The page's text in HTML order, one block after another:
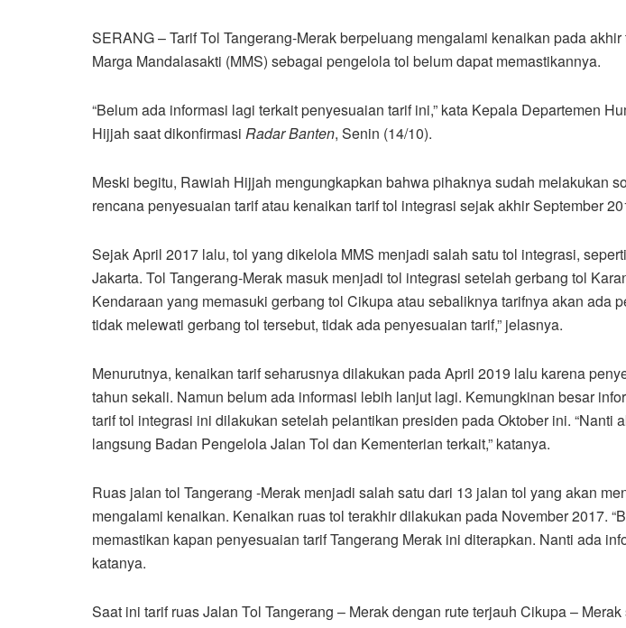
SERANG – Tarif Tol Tangerang-Merak berpeluang mengalami kenaikan pada
Marga Mandalasakti (MMS) sebagai pengelola tol belum dapat memastikannya.
“Belum ada informasi lagi terkait penyesuaian tarif ini,” kata Kepala Departemen
Hijjah saat dikonfirmasi Radar Banten, Senin (14/10).
Meski begitu, Rawiah Hijjah mengungkapkan bahwa pihaknya sudah melakukan
rencana penyesuaian tarif atau kenaikan tarif tol integrasi sejak akhir September
Sejak April 2017 lalu, tol yang dikelola MMS menjadi salah satu tol integrasi,
Jakarta. Tol Tangerang-Merak masuk menjadi tol integrasi setelah gerbang tol
Kendaraan yang memasuki gerbang tol Cikupa atau sebaliknya tarifnya akan ada
tidak melewati gerbang tol tersebut, tidak ada penyesuaian tarif,” jelasnya.
Menurutnya, kenaikan tarif seharusnya dilakukan pada April 2019 lalu karena
tahun sekali. Namun belum ada informasi lebih lanjut lagi. Kemungkinan besar
tarif tol integrasi ini dilakukan setelah pelantikan presiden pada Oktober ini. “Nanti
langsung Badan Pengelola Jalan Tol dan Kementerian terkait,” katanya.
Ruas jalan tol Tangerang -Merak menjadi salah satu dari 13 jalan tol yang akan
mengalami kenaikan. Kenaikan ruas tol terakhir dilakukan pada November 2017.
memastikan kapan penyesuaian tarif Tangerang Merak ini diterapkan. Nanti ada
katanya.
Saat ini tarif ruas Jalan Tol Tangerang – Merak dengan rute terjauh Cikupa –